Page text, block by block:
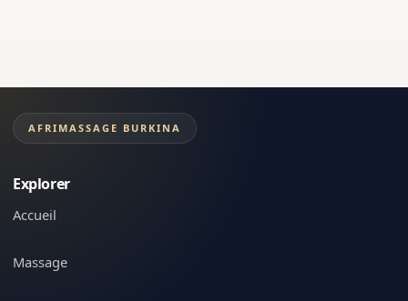
AFRIMASSAGE BURKINA
Explorer
Accueil
Massage